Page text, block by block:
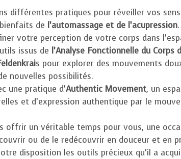
différentes pratiques pour réveiller vos
de l’automassage et de l’acupression
votre perception de votre corps dans
issus de l’Analyse Fonctionnelle du Corps
s pour explorer des mouvements
nouvelles possibilités.
une pratique d’Authentic Movement, un
et d’expression authentique par le
offrir un véritable temps pour vous, une
ou de le redécouvrir en douceur et en
disposition les outils précieux qu’il a